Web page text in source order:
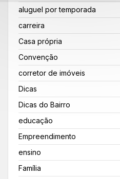
aluguel por temporada
carreira
Casa própria
Convenção
corretor de imóveis
Dicas
Dicas do Bairro
educação
Empreendimento
ensino
Família